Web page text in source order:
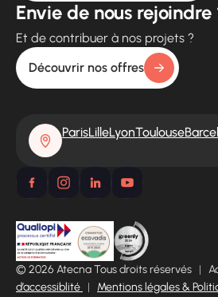
Envie de nous rejoindre
Et de contribuer à nos projets ?
Découvrir nos offres
ParisLilleLyonToulouse
© 2026 Atecna Tous droits réservés |
d’accessiblité | Mentions légales &